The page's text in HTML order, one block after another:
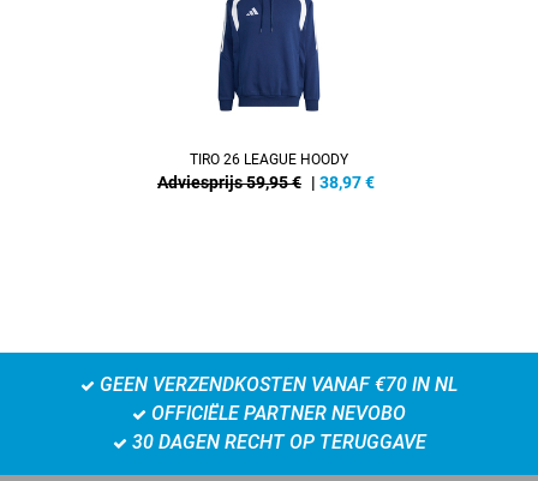
TIRO 26 LEAGUE HOODY
Adviesprijs 59,95 € | 38,97€
GEEN VERZENDKOSTEN VANAF €70 IN NL
OFFICIËLE PARTNER NEVOBO
30 DAGEN RECHT OP TERUGGAVE